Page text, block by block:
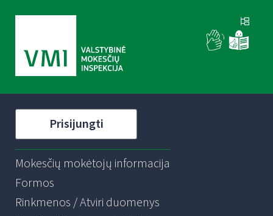
Prisijungti
Mokesčių mokėtojų informacija
Formos
Rinkmenos / Atviri duomenys